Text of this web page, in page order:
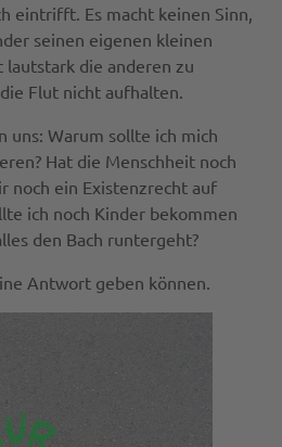
eintrifft. Es macht keinen Sinn,
seinen eigenen kleinen
die anderen zu
Flut nicht aufhalten.
uns: Warum sollte ich mich
Hat die Menschheit noch
noch ein Existenzrecht auf
ich noch Kinder bekommen
den Bach runtergeht?
Antwort geben können.